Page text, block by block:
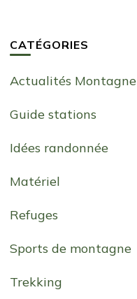
CATÉGORIES
Actualités Montagne
Guide stations
Idées randonnée
Matériel
Refuges
Sports de montagne
Trekking